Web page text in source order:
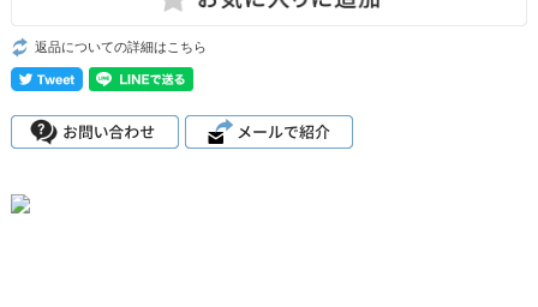
返品についての詳細はこちら